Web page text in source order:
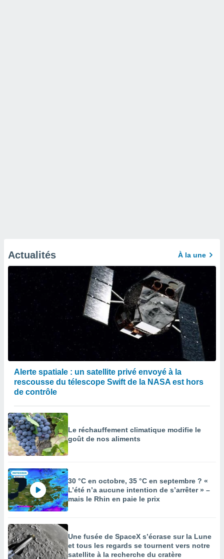
Actualités À la une
Alerte spatiale : un satellite privé envoyé à la
rescousse du télescope Swift de la NASA est hors
de contrôle
Le réchauffement climatique modifie le
goût de nos aliments
30 °C en octobre, 35 °C en septembre ? «
L’été n’a aucune intention de s’arrêter » –
mais le Rhin en paie le prix
Une fusée de SpaceX s’écrase sur la Lune
et tous les regards se tournent vers notre
satellite à la recherche du cratère